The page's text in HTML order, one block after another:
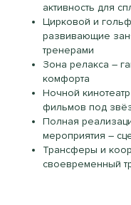
активность для
Цирковой и
развивающие
тренерами
Зона релакса –
комфорта
Ночной
фильмов под
Полная
мероприятия –
Трансферы и
своевременный